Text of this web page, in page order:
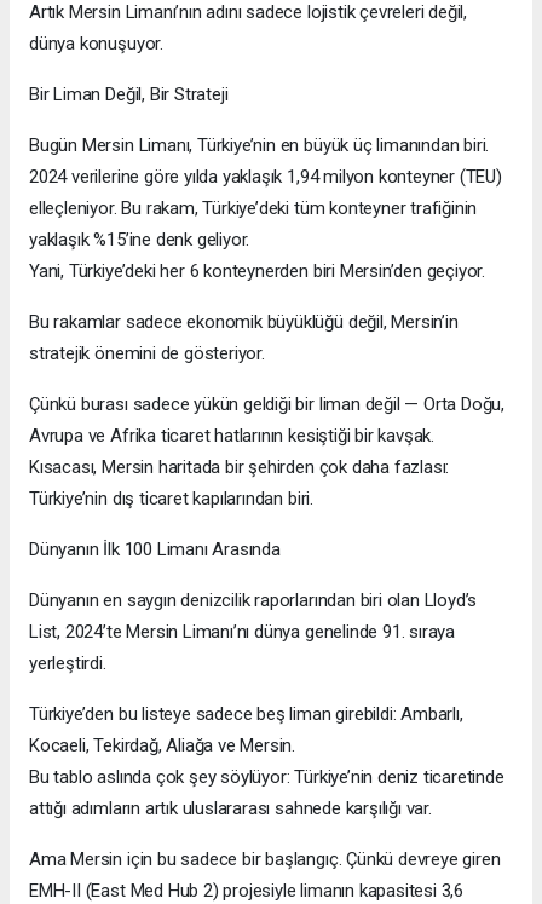
Artık Mersin Limanı’nın adını sadece lojistik çevreleri değil,
dünya konuşuyor.
Bir Liman Değil, Bir Strateji
Bugün Mersin Limanı, Türkiye’nin en büyük üç limanından biri.
2024 verilerine göre yılda yaklaşık 1,94 milyon konteyner (TEU)
elleçleniyor. Bu rakam, Türkiye’deki tüm konteyner trafiğinin
yaklaşık %15’ine denk geliyor.
Yani, Türkiye’deki her 6 konteynerden biri Mersin’den geçiyor.
Bu rakamlar sadece ekonomik büyüklüğü değil, Mersin’in
stratejik önemini de gösteriyor.
Çünkü burası sadece yükün geldiği bir liman değil — Orta Doğu,
Avrupa ve Afrika ticaret hatlarının kesiştiği bir kavşak.
Kısacası, Mersin haritada bir şehirden çok daha fazlası:
Türkiye’nin dış ticaret kapılarından biri.
Dünyanın İlk 100 Limanı Arasında
Dünyanın en saygın denizcilik raporlarından biri olan Lloyd’s
List, 2024’te Mersin Limanı’nı dünya genelinde 91. sıraya
yerleştirdi.
Türkiye’den bu listeye sadece beş liman girebildi: Ambarlı,
Kocaeli, Tekirdağ, Aliağa ve Mersin.
Bu tablo aslında çok şey söylüyor: Türkiye’nin deniz ticaretinde
attığı adımların artık uluslararası sahnede karşılığı var.
Ama Mersin için bu sadece bir başlangıç. Çünkü devreye giren
EMH-II (East Med Hub 2) projesiyle limanın kapasitesi 3,6